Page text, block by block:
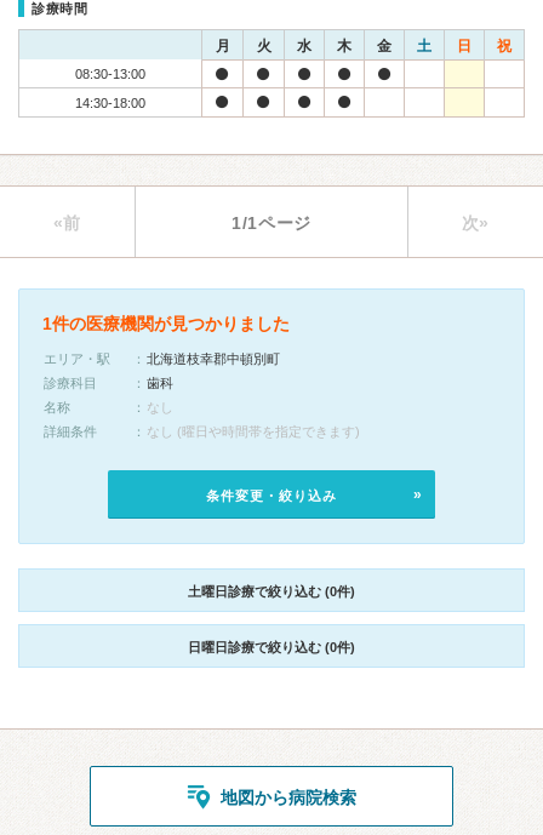
診療時間
月 火 水 木 金 土 日 祝
08:30-13:00
14:30-18:00
«前 1/1ページ 次»
1件の医療機関が見つかりました
エリア・駅
北海道枝幸郡中頓別町
診療科目
歯科
名称
なし
詳細条件
なし (曜日や時間帯を指定できます)
条件変更・絞り込み
土曜日診療で絞り込む (0件)
日曜日診療で絞り込む (0件)
地図から病院検索